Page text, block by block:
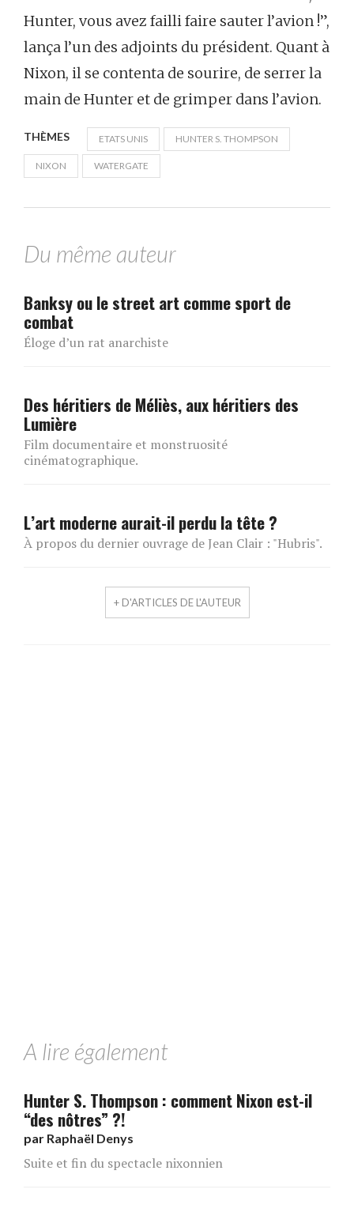
Hunter, vous avez failli faire sauter l’avion !”,
lança l’un des adjoints du président. Quant à
Nixon, il se contenta de sourire, de serrer la
main de Hunter et de grimper dans l’avion.
THÈMES ETATS UNIS HUNTER S. THOMPSON
NIXON WATERGATE
Du même auteur
Banksy ou le street art comme sport de
combat
Éloge d’un rat anarchiste
Des héritiers de Méliès, aux héritiers des
Lumière
Film documentaire et monstruosité
cinématographique.
L’art moderne aurait-il perdu la tête ?
À propos du dernier ouvrage de Jean Clair : "Hubris".
+ D'ARTICLES DE L'AUTEUR
A lire également
Hunter S. Thompson : comment Nixon est-il
“des nôtres” ?!
par Raphaël Denys
Suite et fin du spectacle nixonnien